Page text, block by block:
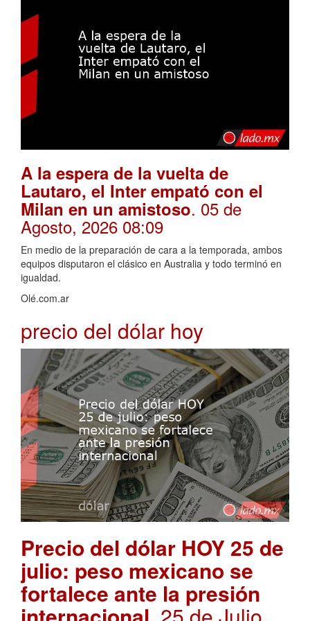
A la espera de la vuelta de
Lautaro, el Inter empató con el
Milan en un amistoso. 05 de
Agosto, 2026 08:09
En medio de la preparación de cara a la temporada, ambos
equipos disputaron el clásico en Australia y todo terminó en
igualdad.
Olé.com.ar
precio del dólar hoy
Precio del dólar HOY 25 de
julio: peso mexicano se
fortalece ante la presión